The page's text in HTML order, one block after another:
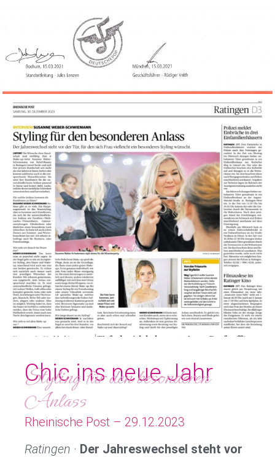
Chic ins neue Jahr
Styling für den besonderen
Anlass
Rheinische Post – 29.12.2023
Ratingen · Der Jahreswechsel steht vor